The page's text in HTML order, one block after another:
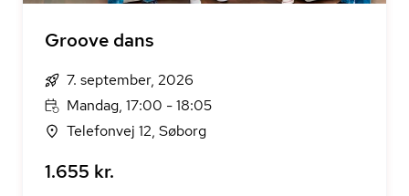
Groove dans
7. september, 2026
Mandag, 17:00 - 18:05
Telefonvej 12, Søborg
1.655 kr.